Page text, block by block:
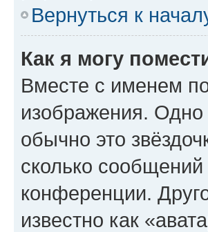
Вернуться к
Как я могу
Вместе с именем
изображения. Одно
обычно это
сколько
конференции.
известно как